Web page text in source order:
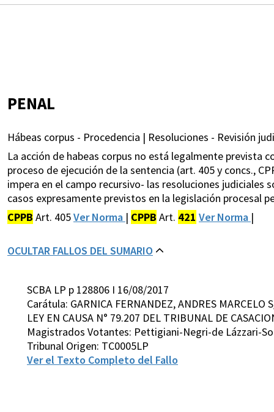
PENAL
Hábeas corpus - Procedencia | Resoluciones - Revisión
La acción de habeas corpus no está legalmente prevista
proceso de ejecución de la sentencia (art. 405 y concs.,
impera en el campo recursivo- las resoluciones judiciales
casos expresamente previstos en la legislación procesal
CPPB Art. 405Ver Norma | CPPB Art. 421 Ver Norma |
OCULTAR FALLOS DEL SUMARIO
SCBA LP p 128806 I 16/08/2017
Carátula: GARNICA FERNANDEZ, ANDRES MARCELO
LEY EN CAUSA N° 79.207 DEL TRIBUNAL DE
Magistrados Votantes: Pettigiani-Negri-de Lázzari-
Tribunal Origen: TC0005LP
Ver el Texto Completo del Fallo